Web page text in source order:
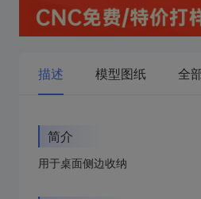
描述 模型图纸 全
简介
用于桌面侧边收纳